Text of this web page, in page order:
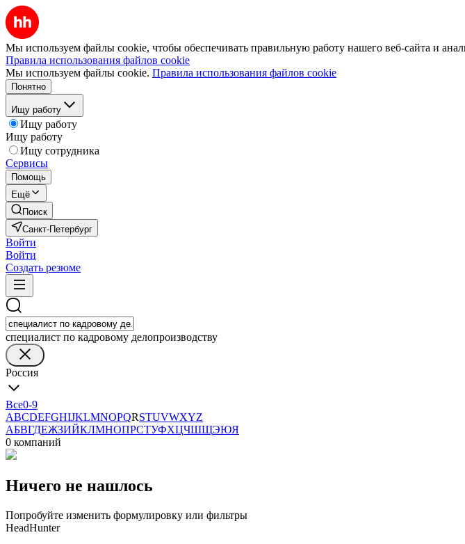
Мы используем файлы cookie, чтобы обеспечивать правильную работу нашего веб-сайта и
Правила использования файлов cookie
Мы используем файлы cookie. Правила использования файлов cookie
Понятно
Ищу работу
Ищу работу
Ищу работу
Ищу сотрудника
Сервисы
Помощь
Ещё
Поиск
Санкт-Петербург
Войти
Войти
Создать резюме
специалист по кадровому делопроизводству
Россия
Все0-9
ABCDEFGHIJKLMNOPQRSTUVWXYZ
АБВГДЕЖЗИЙКЛМНОПРСТУФХЦЧШЩЭЮЯ
0 компаний
Ничего не нашлось
Попробуйте изменить формулировку или фильтры
HeadHunter